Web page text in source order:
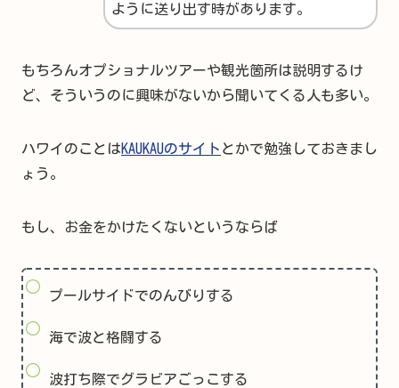
ように送り出す時があります。
もちろんオプショナルツアーや観光箇所は説明するけ
ど、そういうのに興味がないから聞いてくる人も多い。
ハワイのことはKAUKAUのサイト とかで勉強しておきまし
ょう。
もし、お金をかけたくないというならば
プールサイドでのんびりする
海で波と格闘する
波打ち際でグラビアごっこする